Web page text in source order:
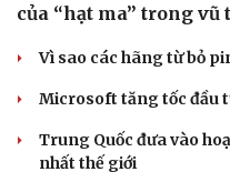
Sức khỏe
Dinh dưỡng - món ngon
của “hạt ma” trong vũ
Vì sao các hãng từ bỏ
Microsoft tăng tốc đầu
Trung Quốc đưa vào
nhất thế giới